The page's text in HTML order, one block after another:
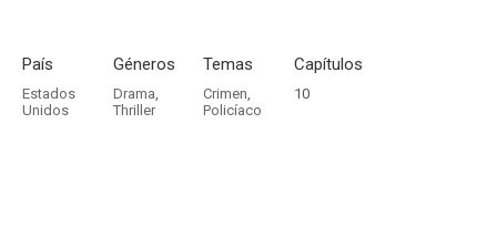
País
Estados
Unidos
Géneros
Drama,
Thriller
Temas
Crimen,
Policíaco
Capítulos
10